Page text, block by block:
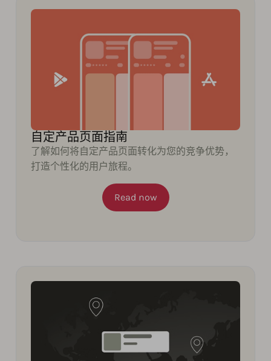
自定产品页面指南
了解如何将自定产品页面转化为您的竞争优势，
打造个性化的用户旅程。
Read now